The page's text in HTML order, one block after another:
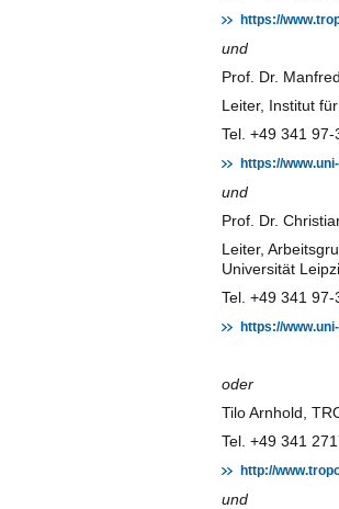
https://
und
Prof. Dr.
Leiter, Institut
Tel. +49 341 97-
https://
und
Prof. Dr.
Leiter,
Universität
Tel. +49 341 97-
https://
oder
Tilo Arnhold,
Tel. +49 341
http://
und